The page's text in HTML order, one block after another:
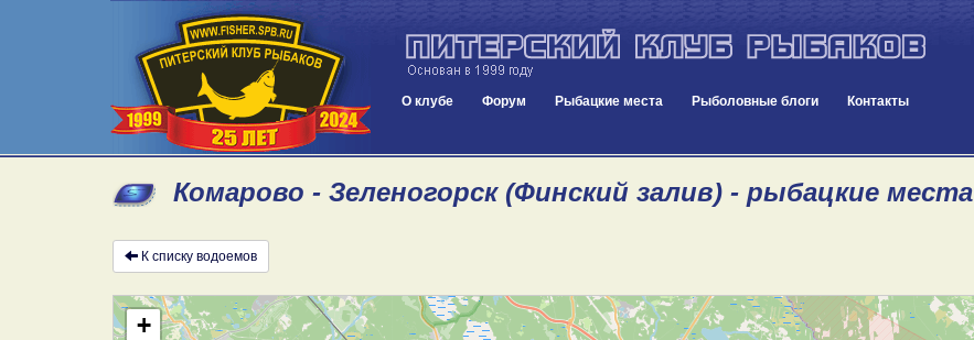
О клубе Форум Рыбацкие места Рыболовные блоги Контакты
Комарово - Зеленогорск (Финский залив) - рыбацкие места
К списку водоемов
+